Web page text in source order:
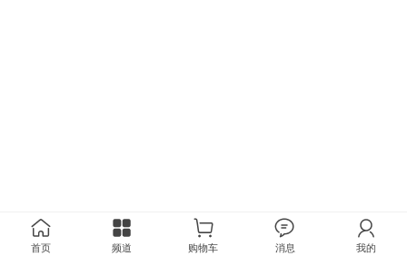
首页 频道 购物车 消息 我的